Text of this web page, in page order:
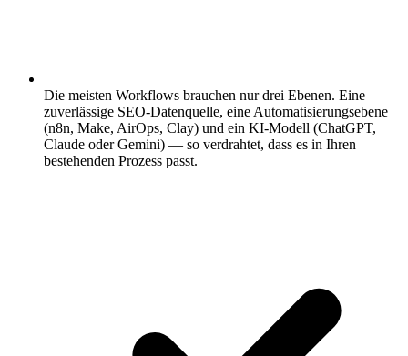
Die meisten Workflows brauchen nur drei Ebenen. Eine
zuverlässige SEO-Datenquelle, eine Automatisierungsebene
(n8n, Make, AirOps, Clay) und ein KI-Modell (ChatGPT,
Claude oder Gemini) — so verdrahtet, dass es in Ihren
bestehenden Prozess passt.